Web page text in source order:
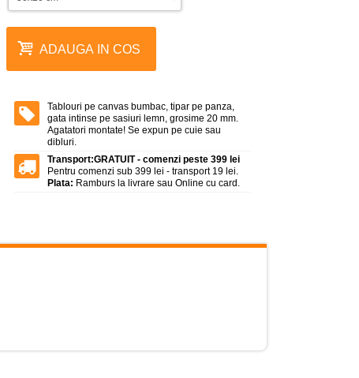
ADAUGA IN COS
Tablouri pe canvas bumbac, tipar pe panza,
gata intinse pe sasiuri lemn, grosime 20 mm.
Agatatori montate! Se expun pe cuie sau
dibluri.
Transport:GRATUIT - comenzi peste 399 lei
Pentru comenzi sub 399 lei - transport 19 lei.
Plata: Ramburs la livrare sau Online cu card.